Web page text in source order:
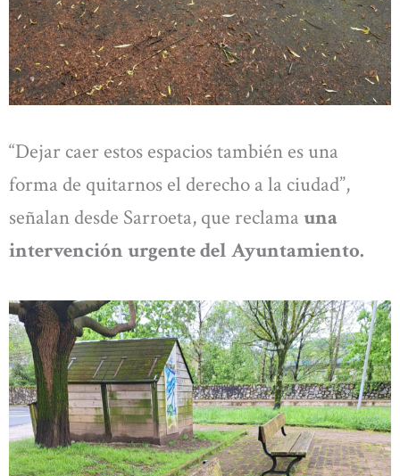
“Dejar caer estos espacios también es una
forma de quitarnos el derecho a la ciudad”,
señalan desde Sarroeta, que reclama una
intervención urgente del Ayuntamiento.